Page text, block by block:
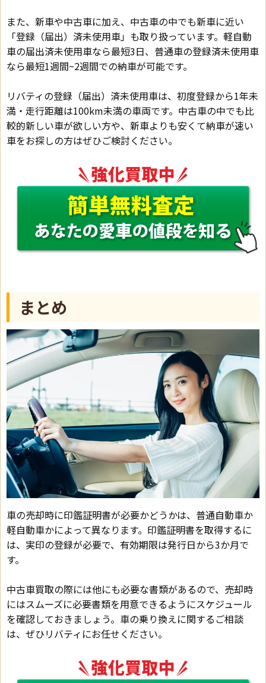
また、新車や中古車に加え、中古車の中でも新車に近い
「登録（届出）済未使用車」も取り扱っています。軽自動
車の届出済未使用車なら最短3日、普通車の登録済未使用車
なら最短1週間~2週間での納車が可能です。
リバティの登録（届出）済未使用車は、初度登録から1年未
満・走行距離は100km未満の車両です。中古車の中でも比
較的新しい車が欲しい方や、新車よりも安くて納車が速い
車をお探しの方はぜひご検討ください。
まとめ
車の売却時に印鑑証明書が必要かどうかは、普通自動車か
軽自動車かによって異なります。印鑑証明書を取得するに
は、実印の登録が必要で、有効期限は発行日から3か月で
す。
中古車買取の際には他にも必要な書類があるので、売却時
にはスムーズに必要書類を用意できるようにスケジュール
を確認しておきましょう。車の乗り換えに関するご相談
は、ぜひリバティにお任せください。